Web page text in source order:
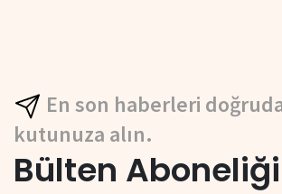
En son haberleri
kutunuza alın.
Bülten Aboneliği